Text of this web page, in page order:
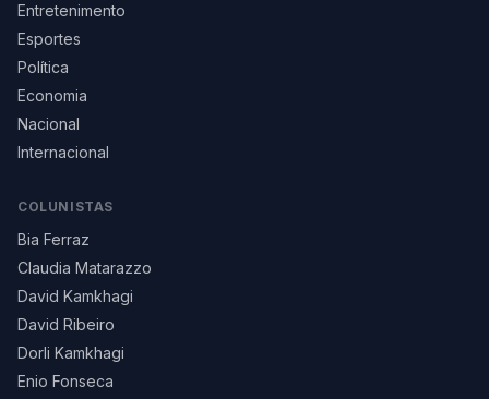
Entretenimento
Esportes
Política
Economia
Nacional
Internacional
COLUNISTAS
Bia Ferraz
Claudia Matarazzo
David Kamkhagi
David Ribeiro
Dorli Kamkhagi
Enio Fonseca